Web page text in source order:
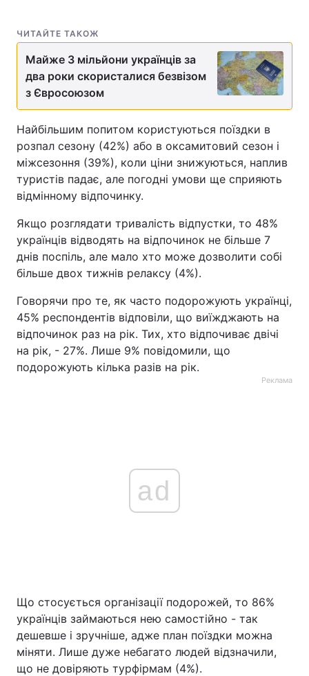
ЧИТАЙТЕ ТАКОЖ
Майже 3 мільйони українців за
два роки скористалися безвізом
з Євросоюзом
Найбільшим попитом користуються поїздки в
розпал сезону (42%) або в оксамитовий сезон і
міжсезоння (39%), коли ціни знижуються, наплив
туристів падає, але погодні умови ще сприяють
відмінному відпочинку.
Якщо розглядати тривалість відпустки, то 48%
українців відводять на відпочинок не більше 7
днів поспіль, але мало хто може дозволити собі
більше двох тижнів релаксу (4%).
Говорячи про те, як часто подорожують українці,
45% респондентів відповіли, що виїжджають на
відпочинок раз на рік. Тих, хто відпочиває двічі
на рік, - 27%. Лише 9% повідомили, що
подорожують кілька разів на рік.
Реклама
ad
Що стосується організації подорожей, то 86%
українців займаються нею самостійно - так
дешевше і зручніше, адже план поїздки можна
міняти. Лише дуже небагато людей відзначили,
що не довіряють турфірмам (4%).